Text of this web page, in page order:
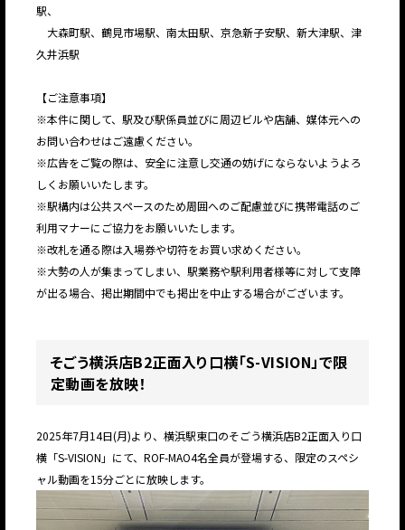
駅、
大森町駅、鶴見市場駅、南太田駅、京急新子安駅、新大津駅、津
久井浜駅
【ご注意事項】
※本件に関して、駅及び駅係員並びに周辺ビルや店舗、媒体元への
お問い合わせはご遠慮ください。
※広告をご覧の際は、安全に注意し交通の妨げにならないようよろ
しくお願いいたします。
※駅構内は公共スペースのため周囲へのご配慮並びに携帯電話のご
利用マナーにご協力をお願いいたします。
※改札を通る際は入場券や切符をお買い求めください。
※大勢の人が集まってしまい、駅業務や駅利用者様等に対して支障
が出る場合、掲出期間中でも掲出を中止する場合がございます。
そごう横浜店B2正面入り口横「S-VISION」で限
定動画を放映！
2025年7月14日(月)より、横浜駅東口のそごう横浜店B2正面入り口
横「S-VISION」にて、ROF-MAO4名全員が登場する、限定のスペシ
ャル動画を15分ごとに放映します。